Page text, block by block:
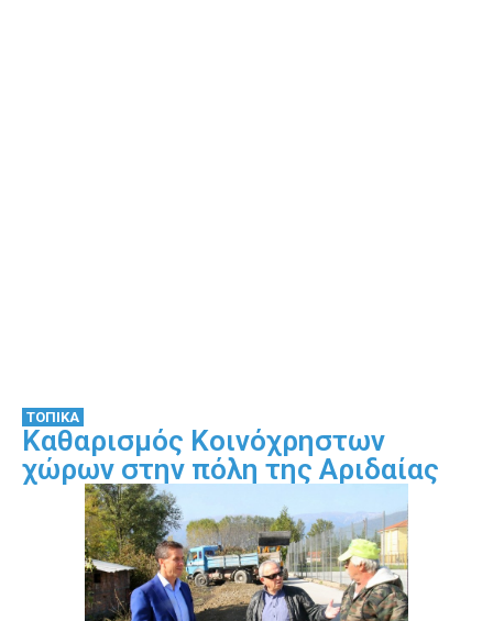
ΤΟΠΙΚΑ
Καθαρισμός Κοινόχρηστων
χώρων στην πόλη της Αριδαίας